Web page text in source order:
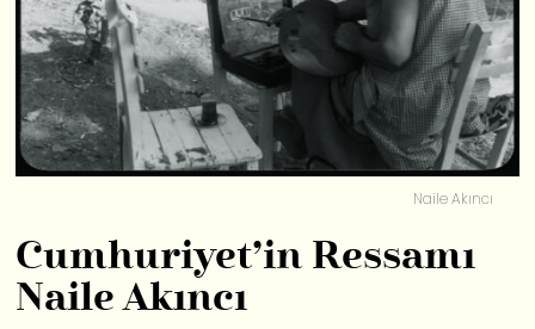
Naile Akıncı
Cumhuriyet’in Ressamı
Naile Akıncı